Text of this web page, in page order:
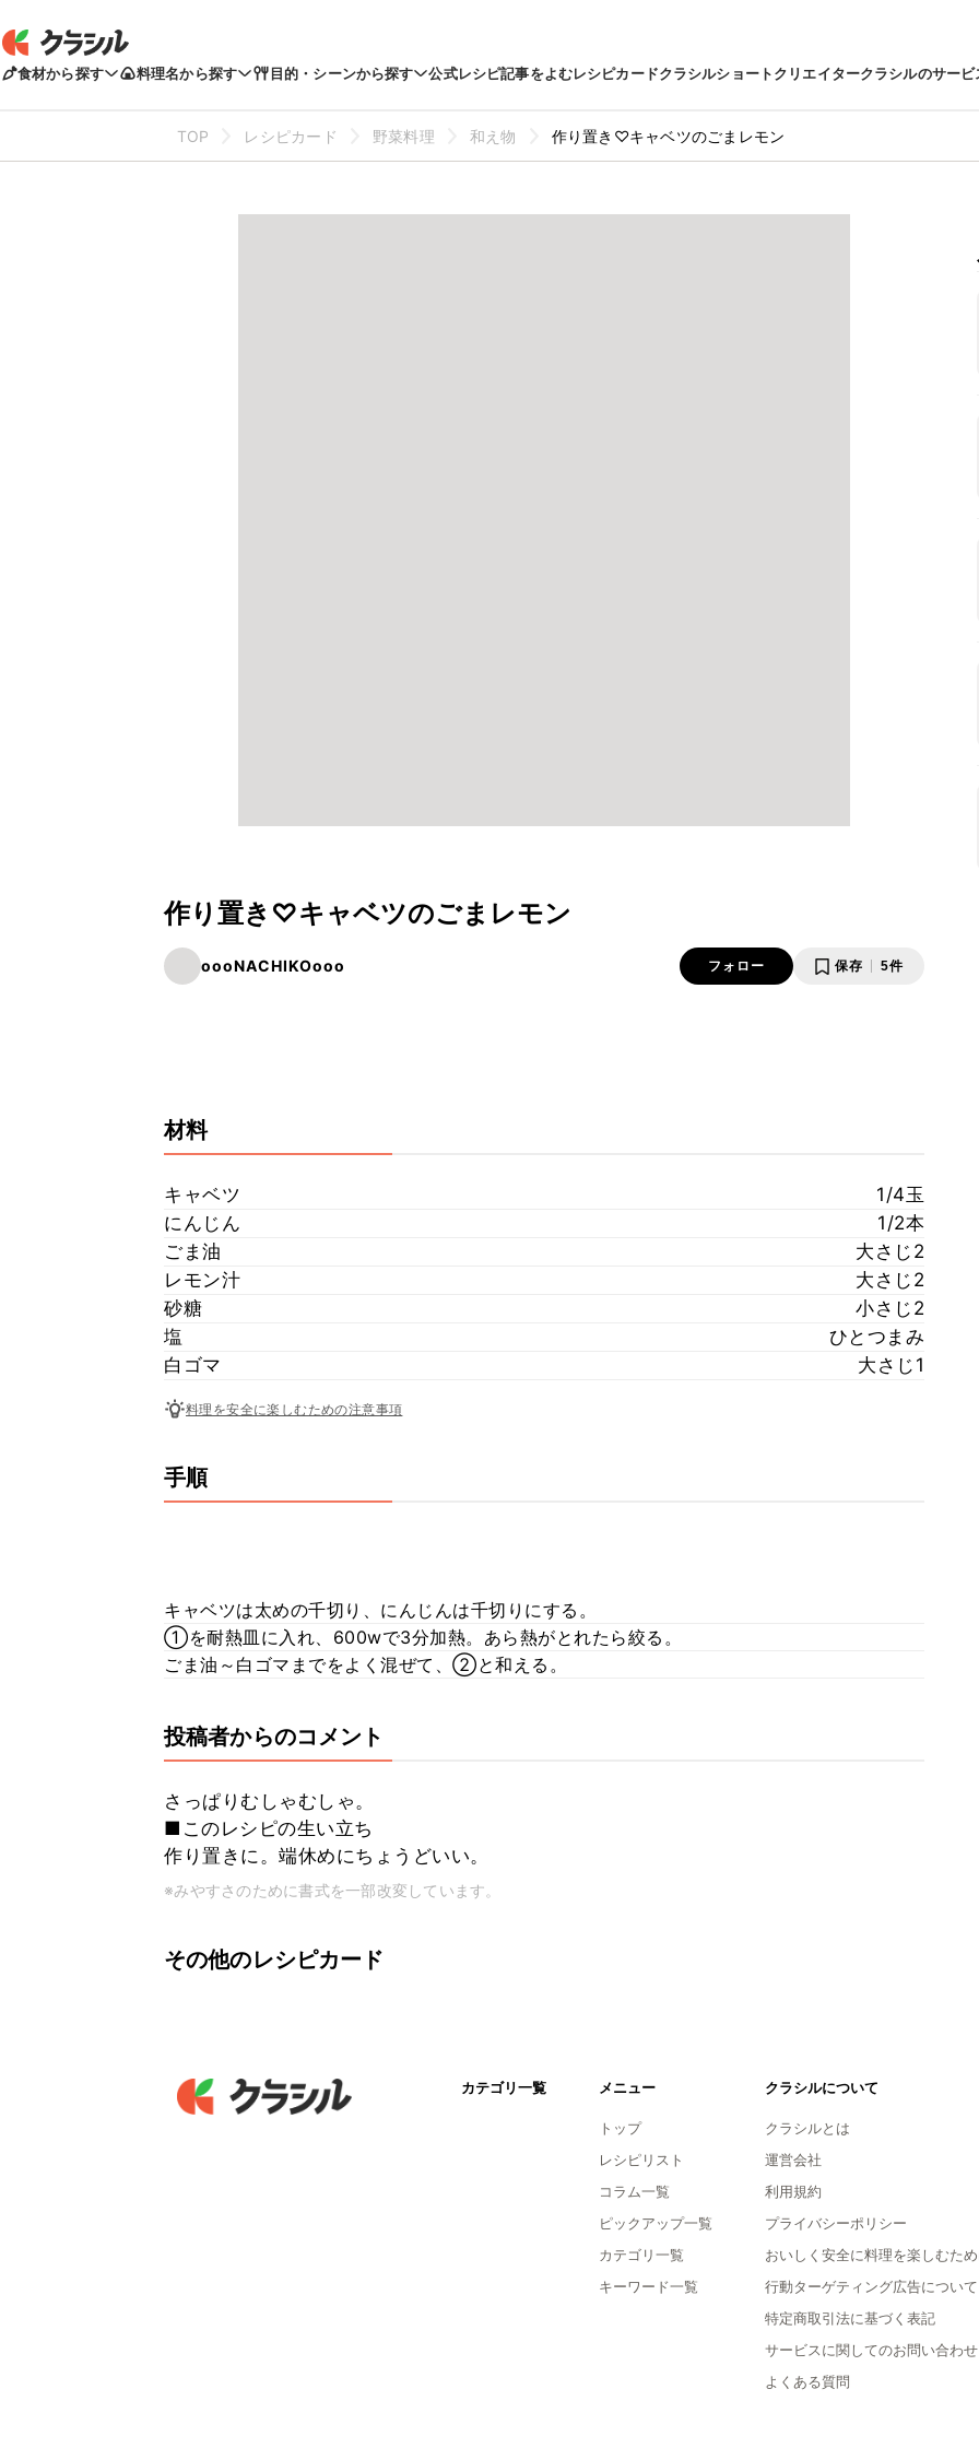
食材から探す 料理名から探す 目的・シーンから探す 公式レシピ記事をよむレシピカードクラシルショートクリエイタークラシルのサービ
TOP レシピカード 野菜料理 和え物 作り置き♡キャベツのごまレモン
作り置き♡キャベツのごまレモン
oooNACHIKOooo フォロー 保存 5件
材料
キャベツ
1/4玉
にんじん
1/2本
ごま油
大さじ2
レモン汁
大さじ2
砂糖
小さじ2
塩
ひとつまみ
白ゴマ
大さじ1
料理を安全に楽しむための注意事項
手順
キャベツは太めの千切り、にんじんは千切りにする。
①を耐熱皿に入れ、600wで3分加熱。あら熱がとれたら絞る。
ごま油～白ゴマまでをよく混ぜて、②と和える。
投稿者からのコメント
さっぱりむしゃむしゃ。
■このレシピの生い立ち
作り置きに。端休めにちょうどいい。
※みやすさのために書式を一部改変しています。
その他のレシピカード
カテゴリ一覧 メニュー
トップ
レシピリスト
コラム一覧
ピックアップ一覧
カテゴリ一覧
キーワード一覧
クラシルについて
クラシルとは
運営会社
利用規約
プライバシーポリシー
おいしく安全に料理を楽しむため
行動ターゲティング広告について
特定商取引法に基づく表記
サービスに関してのお問い合わせ
よくある質問